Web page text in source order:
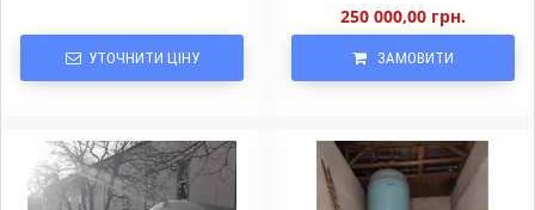
УТОЧНИТИ ЦІНУ
250 000,00 грн.
ЗАМОВИТИ